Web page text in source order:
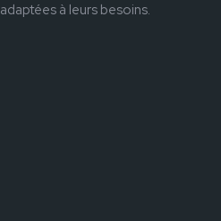
à leurs besoins.